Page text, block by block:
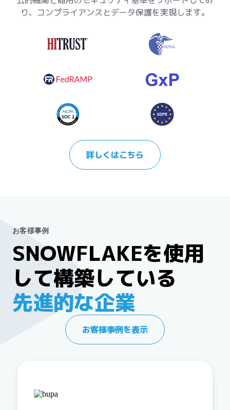
り、コンプライアンスとデータ保護を実現します。
詳しくはこちら
お客様事例
SNOWFLAKEを使用
して構築している
先進的な企業
お客様事例を表示